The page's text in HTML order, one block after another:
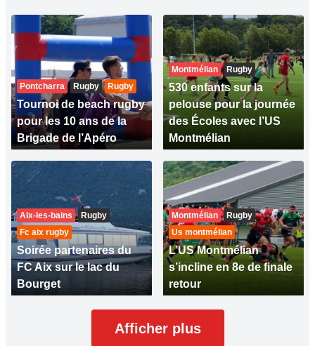
Pontcharra Rugby Rugby
Tournoi de beach rugby
pour les 10 ans de la
Brigade de l’Apéro
Montmélian Rugby
530 enfants sur la
pelouse pour la journée
des Écoles avec l’US
Montmélian
Aix-les-bains
Rugby
Fc aix rugby
Soirée partenaires du
FC Aix sur le lac du
Bourget
Montmélian
Rugby
Us montmélian
L’US Montmélian
s’incline en 8e de finale
retour
Afficher plus